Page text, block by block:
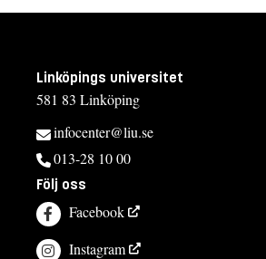
Linköpings universitet
581 83 Linköping
infocenter@liu.se
013-28 10 00
Följ oss
Facebook
Instagram